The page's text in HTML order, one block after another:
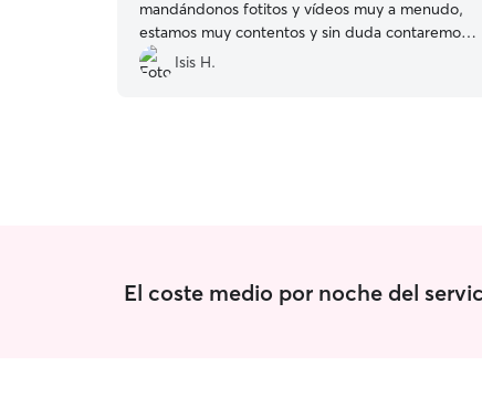
mandándonos fotitos y vídeos muy a menudo,
estamos muy contentos y sin duda contaremos
con ella siempre que necesitemos. Gracias
Paula!!
Isis H.
El coste medio por noche del